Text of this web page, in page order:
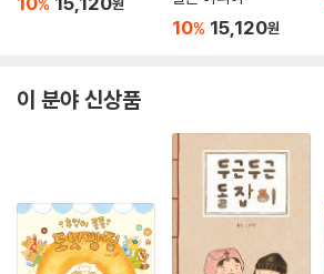
10% 15,120원
이 분야 신상품